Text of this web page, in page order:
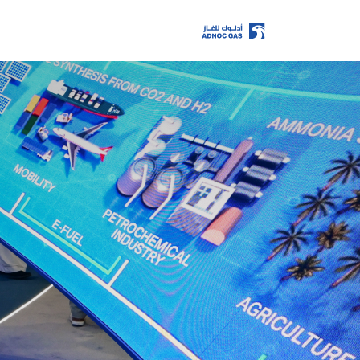
الصفحة الرئيسية
عن الشركة
عن الشركة
عملياتنا